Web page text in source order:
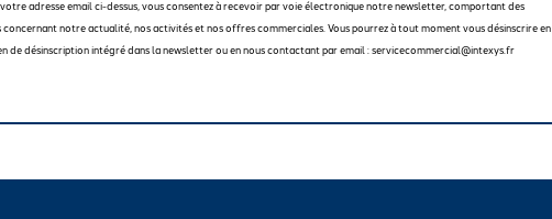
adresse email ci-dessus, vous consentez à recevoir par voie électronique notre newsletter, comportant des
notre actualité, nos activités et nos offres commerciales. Vous pourrez à tout moment vous désinscrire en
de désinscription intégré dans la newsletter ou en nous contactant par email : servicecommercial@intexys.fr